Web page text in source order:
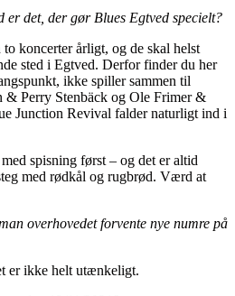
det, der gør Blues Egtved specielt?
koncerter årligt, og de skal helst
sted i Egtved. Derfor finder du her
ikke spiller sammen til
& Perry Stenbäck og Ole Frimer &
Junction Revival falder naturligt ind i
spisning først – og det er altid
med rødkål og rugbrød. Værd at
overhovedet forvente nye numre på
er ikke helt utænkeligt.